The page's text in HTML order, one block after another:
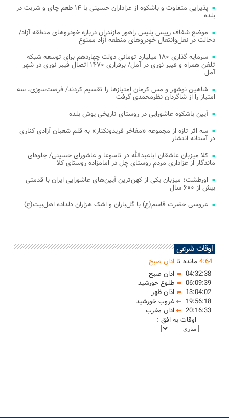
پذیرایی متفاوت و باشکوه از عزاداران حسینی با ۱۴ طعم چای و شربت در
بلده
موضع شفاف رییس پلیس راهور مازندران درباره خودروهای منطقه آزاد/
دخالت در نقل‌وانتقال خودروهای منطقه آزاد ممنوع
سرمایه گذاری ۱۸۰ میلیارد تومانی دولت چهاردهم برای توسعه شبکه
تلفن همراه و فیبر نوری در آمل/ برقراری ۱۴۷۰ اتصال فیبر نوری در شهر
آمل
شاهین نوشهر و مس کرمان امتیازها را تقسیم کردند/ فرصت‌سوزی، سه
امتیاز را از شاگردان نظرمحمدی گرفت
آیین باشکوه عاشورایی در روستای تاریخی یوش بلده
سه اثر تازه از مجموعه «مفاخر فریدونکنار» به قلم شعبان آزادی کناری
در آستانه انتشار
کلا میزبان عاشقان اباعبدالله در تاسوعا و عاشورای حسینی/ جلوه‌ای
ماندگار از عزاداری مردم روستای چل در امامزاده روستای کلا
اورطشت؛ میزبان یکی از کهن‌ترین آیین‌های عاشورایی ایران با قدمتی
بیش از ۶۰۰ سال
عروسی حضرت قاسم(ع) با گل‌باران و اشک هزاران دلداده اهل‌بیت(ع)
اوقات شرعی
4:64 مانده تا اذان صبح
04:32:38
اذان صبح
06:09:39
طلوع خورشید
13:04:02
اذان ظهر
19:56:18
غروب خورشید
20:16:33
اذان مغرب
اوقات به افق :